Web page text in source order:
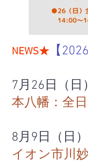
NEWS★ 【
7月26日（
本八幡：全
8月9日（日）
イオン市川